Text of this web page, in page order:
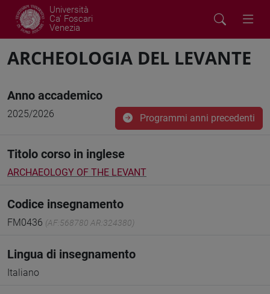
Università
Ca' Foscari
Venezia
ARCHEOLOGIA DEL LEVANTE
Anno accademico
2025/2026 Programmi anni precedenti
Titolo corso in inglese
ARCHAEOLOGY OF THE LEVANT
Codice insegnamento
FM0436 (AF:568780 AR:324380)
Lingua di insegnamento
Italiano